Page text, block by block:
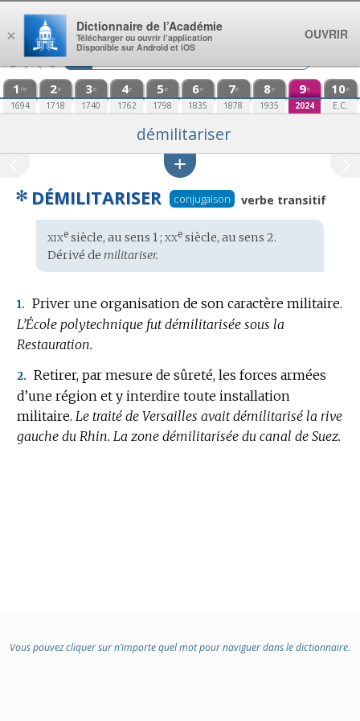
Aller au contenu
1 re
1694
2e
1718
3e
1740
4e
1762
5e
1798
6e
1835
7e
1878
8e
1935
9e
2024
10e
E.C.
démilitariser
✻ DÉMILITARISER conjugaison verbe transitif
Étymologie
:
xixesiècle, au sens 1 ; xxesiècle, au sens 2.
Dérivé de militariser.
1. Priver une organisation de son caractère militaire.
L’École polytechnique fut démilitarisée sous la
Restauration.
2. Retirer, par mesure de sûreté, les forces armées
d’une région et y interdire toute installation
militaire. Le traité de Versailles avait démilitarisé la rive
gauche du Rhin. La zone démilitarisée du canal de Suez.
Vous pouvez cliquer sur n’importe quel mot pour naviguer dans le dictionnaire.
×
Dictionnaire de l’Académie
Télécharger ou ouvrir l’application
Disponible sur Android et iOS
OUVRIR